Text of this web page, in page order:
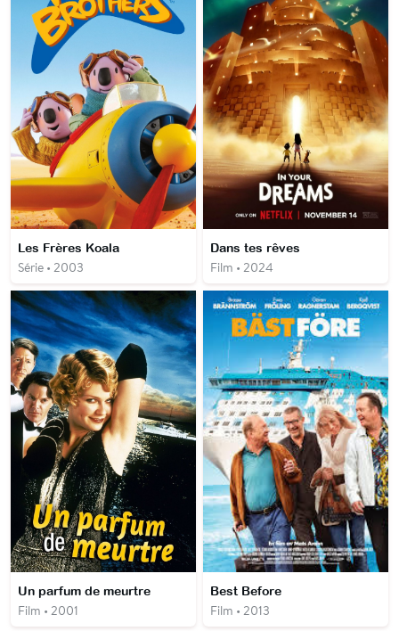
Les Frères Koala
Série • 2003
Dans tes rêves
Film • 2024
Un parfum de meurtre
Film • 2001
Best Before
Film • 2013